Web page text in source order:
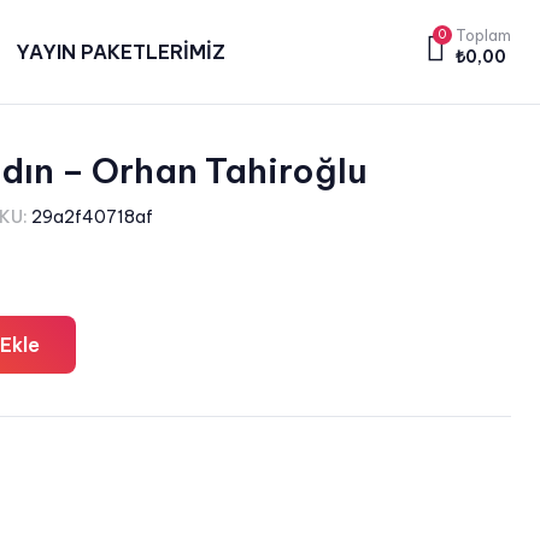
YAYIN PAKETLERİMİZ
0 Toplam
₺0,00
– Orhan Tahiroğlu
29a2f40718af